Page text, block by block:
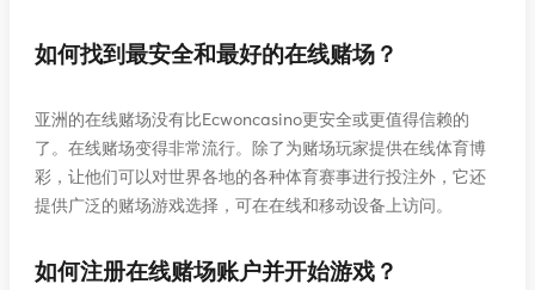
如何找到最安全和最好的在线赌场？
亚洲的在线赌场没有比Ecwoncasino更安全或更值得信赖的
了。在线赌场变得非常流行。除了为赌场玩家提供在线体育博
彩，让他们可以对世界各地的各种体育赛事进行投注外，它还
提供广泛的赌场游戏选择，可在在线和移动设备上访问。
如何注册在线赌场账户并开始游戏？